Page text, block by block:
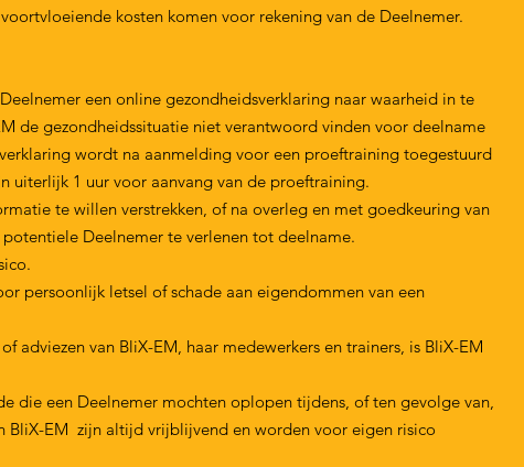
kosten komen voor rekening van de Deelnemer.
een online gezondheidsverklaring naar waarheid in te
de gezondheidssituatie niet verantwoord vinden voor deelname
wordt na aanmelding voor een proeftraining toegestuurd
uiterlijk 1 uur voor aanvang van de proeftraining.
te willen verstrekken, of na overleg en met goedkeuring van
Deelnemer te verlenen tot deelname.
persoonlijk letsel of schade aan eigendommen van een
van BliX-EM, haar medewerkers en trainers, is BliX-EM
die een Deelnemer mochten oplopen tijdens, of ten gevolge van,
BliX-EM zijn altijd vrijblijvend en worden voor eigen risico